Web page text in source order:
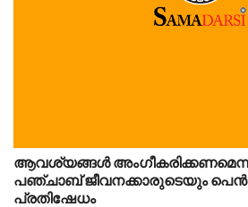
ആവശ്യങ്ങൾ
പഞ്ചാബ് ജീവനക്കാരുടെയും
പ്രതിഷേധം